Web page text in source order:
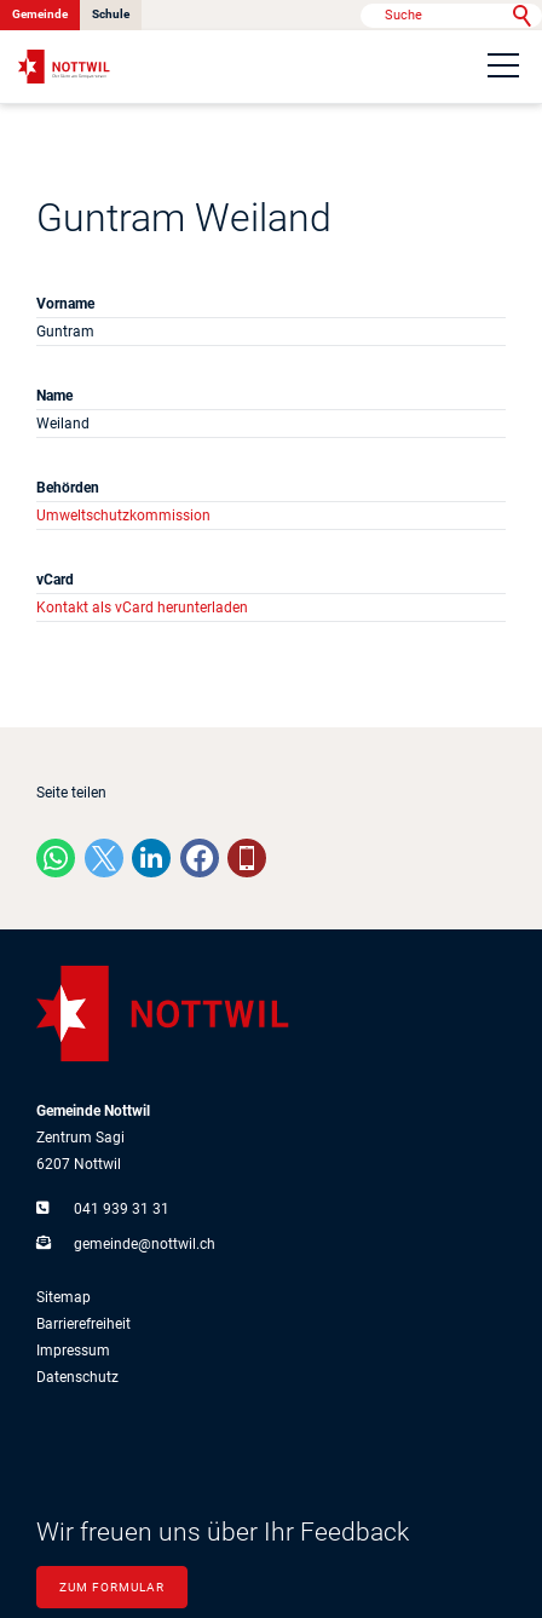
Politik & Verwaltung
Gemeinde Schule
Anlässe
Projekte
Guntram Weiland
Vorname
Guntram
Name
Weiland
Behörden
Umweltschutzkommission
vCard
Kontakt als vCard herunterladen
Seite teilen
Gemeinde Nottwil
Zentrum Sagi
6207 Nottwil
041 939 31 31
g m nd n ttw ch
Sitemap
Barrierefreiheit
Impressum
Datenschutz
Wir freuen uns über Ihr Feedback
ZUM FORMULAR